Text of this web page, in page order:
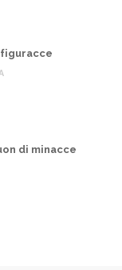
di minacce